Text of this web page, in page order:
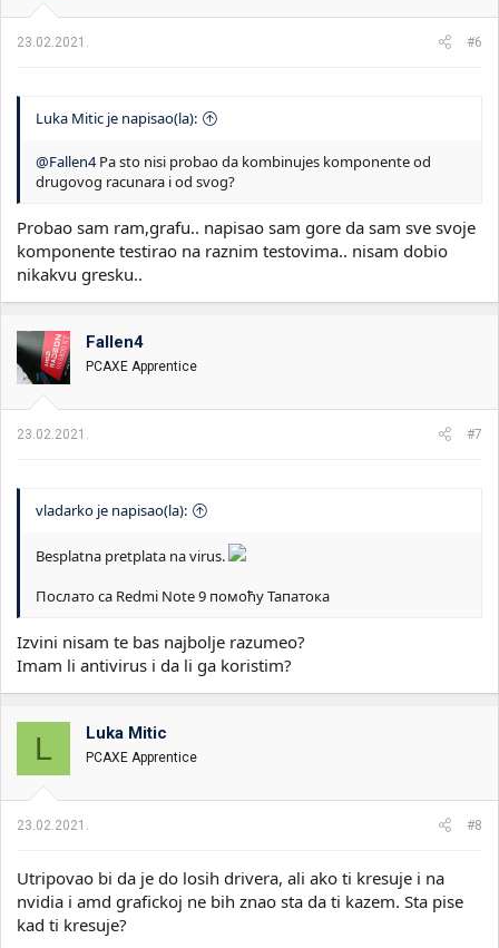
23.02.2021. #6
Luka Mitic je napisao(la):
@Fallen4Pa sto nisi probao da kombinujes komponente od
drugovog racunara i od svog?
Probao sam ram,grafu.. napisao sam gore da sam sve svoje
komponente testirao na raznim testovima.. nisam dobio
nikakvu gresku..
Fallen4
PCAXE Apprentice
23.02.2021. #7
vladarko je napisao(la):
Besplatna pretplata na virus.
Послато са Redmi Note 9 помоћу Тапатока
Izvini nisam te bas najbolje razumeo?
Imam li antivirus i da li ga koristim?
L Luka Mitic
PCAXE Apprentice
23.02.2021. #8
Utripovao bi da je do losih drivera, ali ako ti kresuje i na
nvidia i amd grafickoj ne bih znao sta da ti kazem. Sta pise
kad ti kresuje?